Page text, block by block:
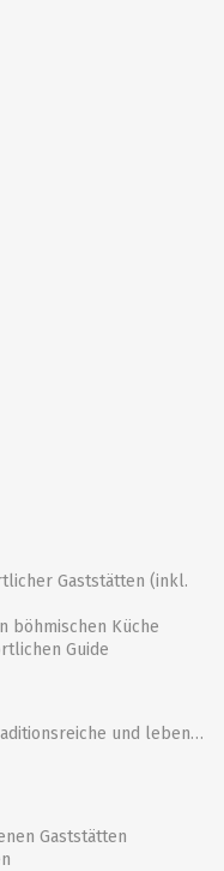
Gaststätten (inkl.
böhmischen Küche
Guide
Zu behaupten, dass Tschechien eine traditionsreiche und lebendige Bierkultur hat, wäre noch zu milde ausgedrückt. Hier, wo auch das berühmte Pilsner Bier seinen Ursprung findet, wird das meiste Bier pro Kopf getrunken – so viel wie in keinem anderen Land der Welt. Schließen Sie sich unserer Biertour durch‘s wunderschöne Prag an und unser Guide wird Sie davon überzeugen, dass die Tschechen ihr Bier wirklich lieben! Die Führung in kleiner Gruppe bietet allen Gästen und Bierliebhabern ein besonderes Erlebnis.
und genießen Sie einfach einen perfekten Abend mit Ihrem professionellen Guide!
Gaststätten